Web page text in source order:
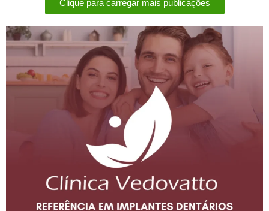
Clique para carregar mais publicações